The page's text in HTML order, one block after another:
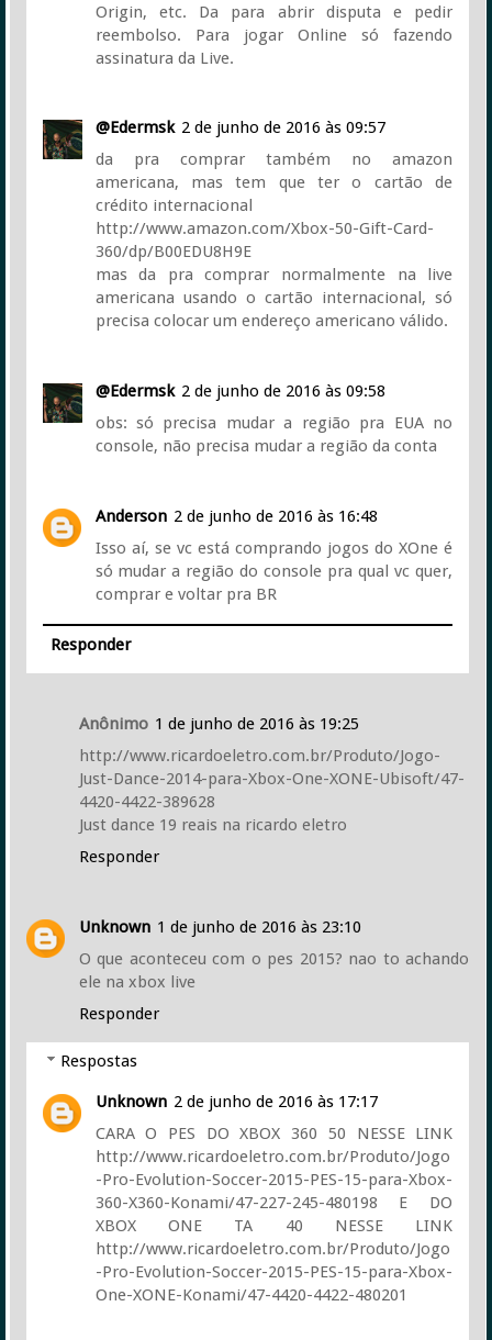
Origin, etc. Da para abrir disputa e pedir
reembolso. Para jogar Online só fazendo
assinatura da Live.
@Edermsk 2 de junho de 2016 às 09:57
da pra comprar também no amazon
americana, mas tem que ter o cartão de
crédito internacional
http://www.amazon.com/Xbox-50-Gift-Card-
360/dp/B00EDU8H9E
mas da pra comprar normalmente na live
americana usando o cartão internacional, só
precisa colocar um endereço americano válido.
@Edermsk 2 de junho de 2016 às 09:58
obs: só precisa mudar a região pra EUA no
console, não precisa mudar a região da conta
Anderson 2 de junho de 2016 às 16:48
Isso aí, se vc está comprando jogos do XOne é
só mudar a região do console pra qual vc quer,
comprar e voltar pra BR
Responder
Anônimo 1 de junho de 2016 às 19:25
http://www.ricardoeletro.com.br/Produto/Jogo-
Just-Dance-2014-para-Xbox-One-XONE-Ubisoft/47-
4420-4422-389628
Just dance 19 reais na ricardo eletro
Responder
Unknown 1 de junho de 2016 às 23:10
O que aconteceu com o pes 2015? nao to achando
ele na xbox live
Responder
Respostas
Unknown 2 de junho de 2016 às 17:17
CARA O PES DO XBOX 360 50 NESSE LINK
http://www.ricardoeletro.com.br/Produto/Jogo
-Pro-Evolution-Soccer-2015-PES-15-para-Xbox-
360-X360-Konami/47-227-245-480198 E DO
XBOX ONE TA 40 NESSE LINK
http://www.ricardoeletro.com.br/Produto/Jogo
-Pro-Evolution-Soccer-2015-PES-15-para-Xbox-
One-XONE-Konami/47-4420-4422-480201